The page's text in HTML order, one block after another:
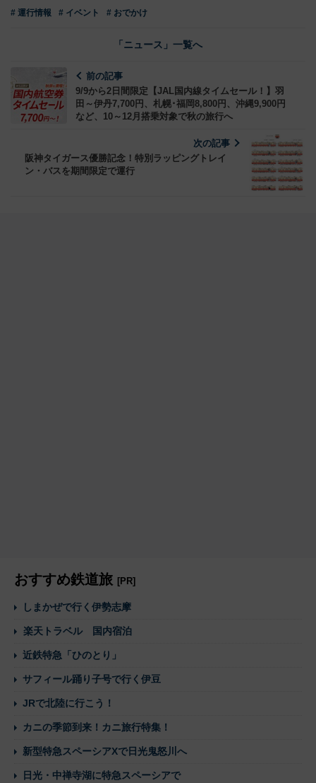
# 運行情報
# イベント # おでかけ
「ニュース」一覧へ
前の記事
9/9から2日間限定【JAL国内線タイムセール！】羽
田～伊丹7,700円、札幌･福岡8,800円、沖縄9,900円
など、10～12月搭乗対象で秋の旅行へ
次の記事
阪神タイガース優勝記念！特別ラッピングトレイ
ン・バスを期間限定で運行
おすすめ鉄道旅 [PR]
しまかぜで行く伊勢志摩
楽天トラベル 国内宿泊
近鉄特急「ひのとり」
サフィール踊り子号で行く伊豆
JRで北陸に行こう！
カニの季節到来！カニ旅行特集！
新型特急スペーシアXで日光鬼怒川へ
日光・中禅寺湖に特急スペーシアで